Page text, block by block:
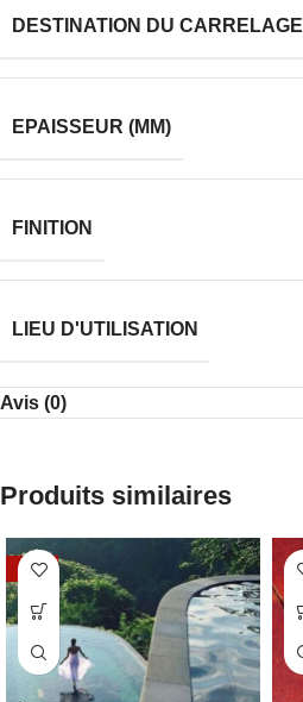
DESTINATION DU CARRELAGE
EPAISSEUR (MM)
FINITION
LIEU D'UTILISATION
Avis (0)
Produits similaires
-23%